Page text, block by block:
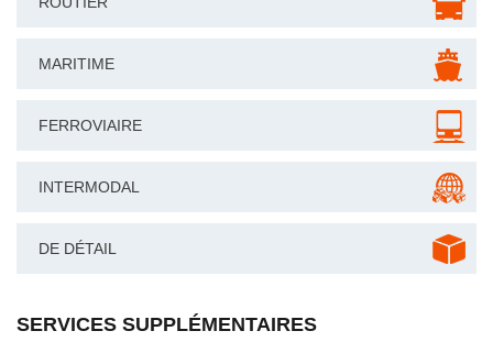
MARITIME
FERROVIAIRE
INTERMODAL
DE DÉTAIL
SERVICES SUPPLÉMENTAIRES